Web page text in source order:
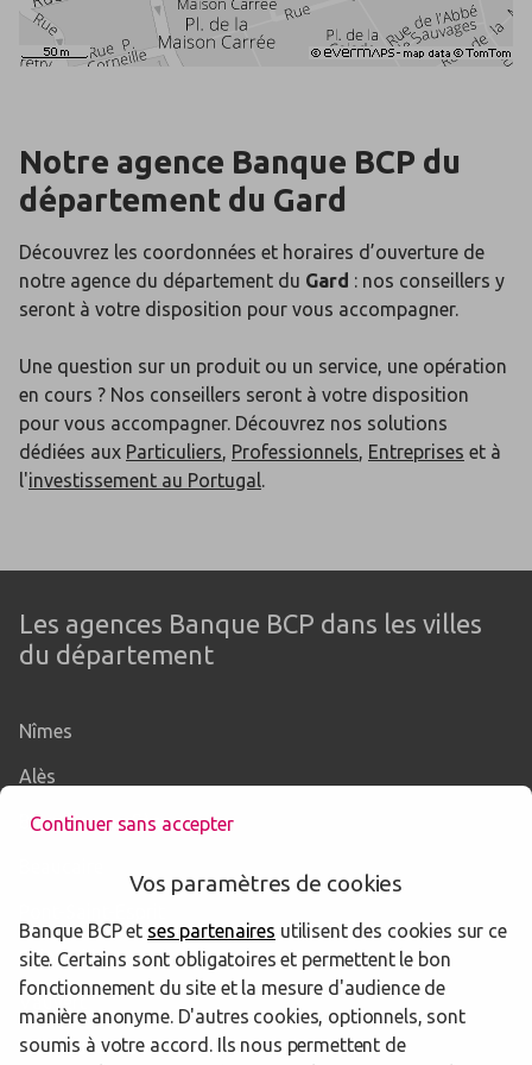
Notre agence Banque BCP du
département du Gard
Découvrez les coordonnées et horaires d’ouverture de
notre agence du département du Gard : nos conseillers y
seront à votre disposition pour vous accompagner.
Une question sur un produit ou un service, une opération
en cours ? Nos conseillers seront à votre disposition
pour vous accompagner. Découvrez nos solutions
dédiées aux Particuliers, Professionnels, Entreprises et à
l'investissement au Portugal.
Les agences Banque BCP dans les villes
du département
Nîmes
Alès
Bagnols-sur-Cèze
Saint-Gilles
Vauvert
Villeneuve-lès-Avignon
Continuer sans accepter
Vos paramètres de cookies
Banque BCP et ses partenaires utilisent des cookies sur ce
site. Certains sont obligatoires et permettent le bon
fonctionnement du site et la mesure d'audience de
manière anonyme. D'autres cookies, optionnels, sont
soumis à votre accord. Ils nous permettent de